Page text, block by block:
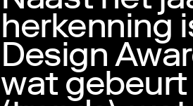
herkenning
Design
wat gebeurt